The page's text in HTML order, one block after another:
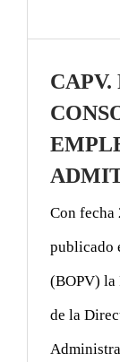
CAPV.
Con fecha
publicado
(BOPV) la
de la